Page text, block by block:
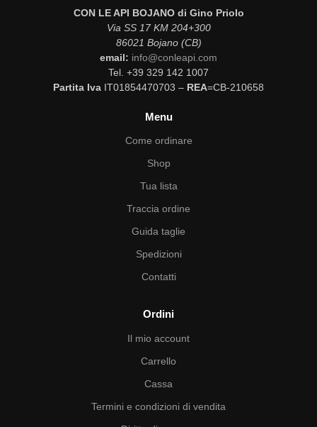
CON LE API BOJANO di Gino Priolo
Via SS 17 KM 204+300
86021 Bojano (CB)
email: info@conleapi.com
Tel. +39 329 142 1007
Partita Iva IT01854470703 – REA=CB-210658
Menu
Come ordinare
Shop
Tua lista
Traccia ordine
Guida taglie
Spedizioni
Contatti
Ordini
Il mio account
Carrello
Cassa
Termini e condizioni di vendita